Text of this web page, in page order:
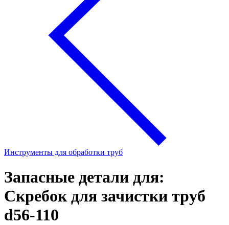
Инструменты для обработки труб
Запасные детали для:
Скребок для зачистки труб
d56-110